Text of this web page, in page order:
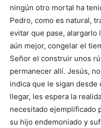
ningún otro mortal ha
Pedro, como es natural,
evitar que pase, alargarlo
aún mejor, congelar el
Señor el construir unos
permanecer allí. Jesús,
indica que le sigan desde
llegar, les espera la
necesitado ejemplificado
su hijo endemoniado y